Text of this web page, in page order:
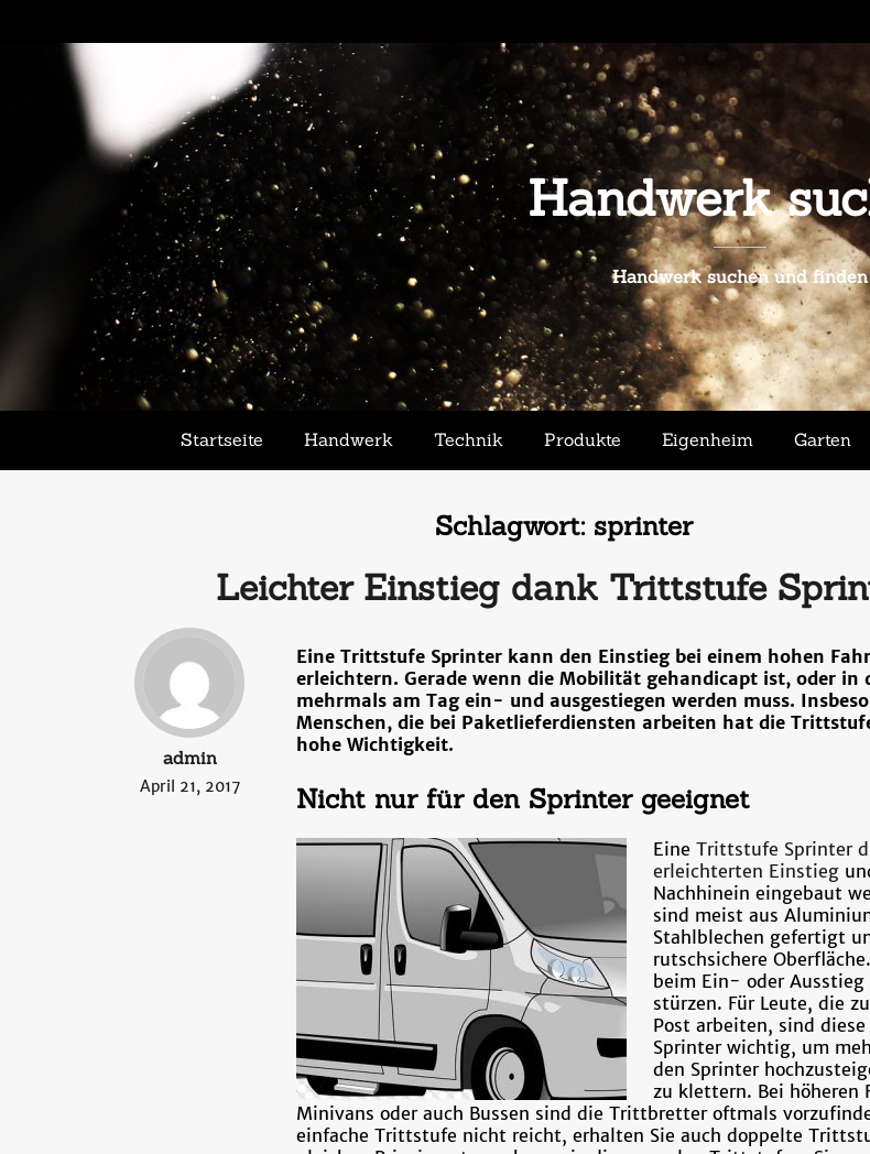
Handwerk
Handwerk suchen und finden
Startseite Handwerk Technik Produkte Eigenheim Garten
Schlagwort: sprinter
Leichter Einstieg dank Trittstufe
admin
April 21, 2017
Eine Trittstufe Sprinter kann den Einstieg bei einem hohen
erleichtern. Gerade wenn die Mobilität gehandicapt ist, oder in
mehrmals am Tag ein- und ausgestiegen werden muss.
Menschen, die bei Paketlieferdiensten arbeiten hat die
hohe Wichtigkeit.
Nicht nur für den Sprinter geeignet
Eine Trittstufe Sprinter
erleichterten Einstieg
Nachhinein eingebaut
sind meist aus
Stahlblechen gefertigt
rutschsichere
beim Ein- oder Ausstieg
stürzen. Für Leute, die
Post arbeiten, sind
Sprinter wichtig, um
den Sprinter
zu klettern. Bei höheren
Minivans oder auch Bussen sind die Trittbretter oftmals
einfache Trittstufe nicht reicht, erhalten Sie auch doppelte